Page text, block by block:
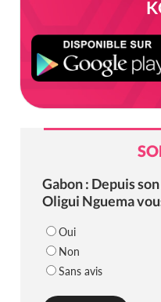
Gabon : Depuis
Oligui Nguema
Oui
Non
Sans avis